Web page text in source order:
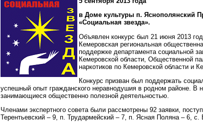
в Доме культуры п. Яснополянский
«Социальная звезда».
Объявлен конкурс был 21 июня 2013
Кемеровская региональная
поддержке департамента социальной
Кемеровской области, Общественной
наркотиков по Кемеровской области и
Конкурс призван был поддержать
успешный опыт гражданского неравнодушия в родном районе.
занимающиеся общественно полезной деятельностью.
Членами экспертного совета были рассмотрены 92 заявки,
Терентьевский – 9, п. Трудармейский – 7, п. Ясная Поляна – 6,